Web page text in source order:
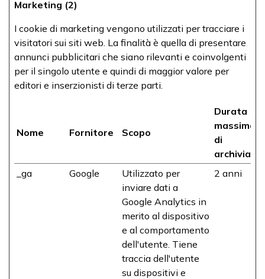
Marketing (2)
I cookie di marketing vengono utilizzati per tracciare i
visitatori sui siti web. La finalità è quella di presentare
annunci pubblicitari che siano rilevanti e coinvolgenti
per il singolo utente e quindi di maggior valore per
editori e inserzionisti di terze parti.
Nome Fornitore Scopo
Durata
massima
di
_ga
Google
Utilizzato per
inviare dati a
Google Analytics in
merito al dispositivo
e al comportamento
dell'utente. Tiene
traccia dell'utente
su dispositivi e
2 anni